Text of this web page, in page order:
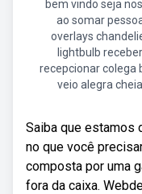
bem vindo seja
ao somar
overlays
lightbulb receber
recepcionar colega
veio alegra cheia
Saiba que estamos
no que você
composta por uma
fora da caixa.